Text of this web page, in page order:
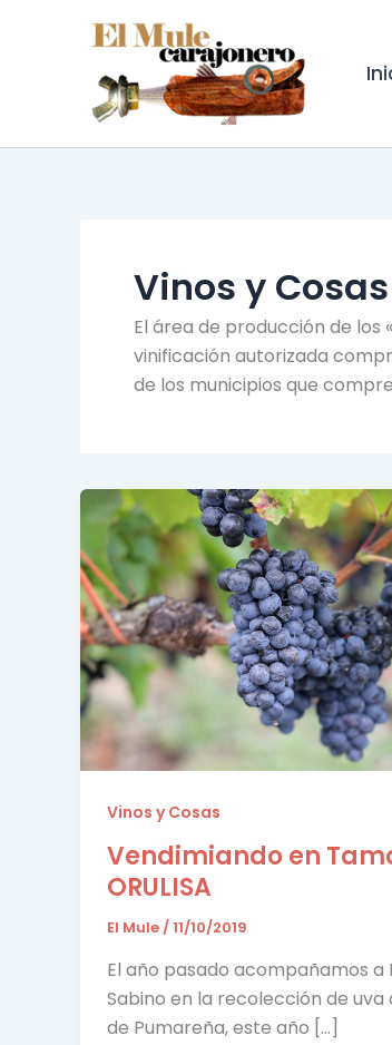
Vinos y Cosas
El área de producción de
vinificación autorizada
de los municipios que
Vinos y Cosas
Vendimiando en
ORULISA
El Mule/11/10/2019
El año pasado acompañamos a
Sabino en la recolección de uva
de Pumareña, este año […]